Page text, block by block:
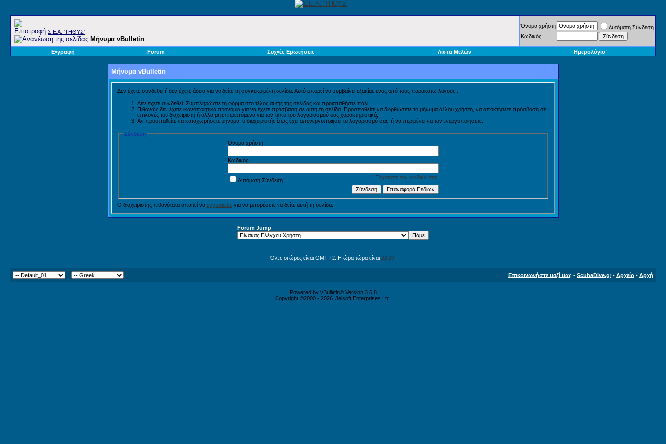
Σ.E.A. 'ΤΗΘΥΣ'
Μήνυμα vBulletin
Όνομα χρήστη
Αυτόματη Σύνδεση
Κωδικός
Εγγραφή Forum Συχνές Ερωτήσεις Λίστα Μελών Ημερολόγιο
Μήνυμα vBulletin
Δεν έχετε συνδεθεί ή δεν έχετε άδεια για να δείτε τη συγκεκριμένη σελίδα. Αυτό μπορεί να συμβαίνει εξαιτίας ενός από τους παρακάτω λόγους :
Δεν έχετε συνδεθεί. Συμπληρώστε τη φόρμα στο τέλος αυτής της σελίδας και προσπαθήστε πάλι.
Πιθανώς δεν έχετε ικανοποιητικά προνόμια για να έχετε πρόσβαση σε αυτή τη σελίδα. Προσπαθείτε να διορθώσετε το μήνυμα άλλου χρήστη, να αποκτήσετε πρόσβαση σε
επιλογές του διαχειριστή ή άλλα μη επιτρεπόμενα για τον τύπο του λογαριασμού σας χαρακτηριστικά;
Αν προσπαθείτε να καταχωρήσετε μήνυμα, ο διαχειριστής ίσως έχει απενεργοποιήσει το λογαριασμό σας, ή να περιμένει να τον ενεργοποιήσετε.
Σύνδεση
Όνομα χρήστη:
Κωδικός:
Ξεχάσατε τον κωδικό σας;
Αυτόματη Σύνδεση
Ο διαχειριστής πιθανότατα απαιτεί να εγγραφείτεγια να μπορέσετε να δείτε αυτή τη σελίδα.
Forum Jump
Όλες οι ώρες είναι GMT +2. Η ώρα τώρα είναι 22:29
Επικοινωνήστε μαζί μας - ScubaDive.gr- Αρχείο - Αρχή
Powered by vBulletin® Version 3.6.8
Copyright ©2000 - 2026, Jelsoft Enterprises Ltd.